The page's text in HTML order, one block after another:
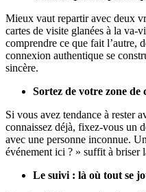
Mieux vaut repartir avec deux
cartes de visite glanées à la va-
comprendre ce que fait l’autre,
connexion authentique se
sincère.
Sortez de votre zone
Si vous avez tendance à rester
connaissez déjà, fixez-vous un
avec une personne inconnue.
événement ici ? » suffit à briser
Le suivi : là où tout se